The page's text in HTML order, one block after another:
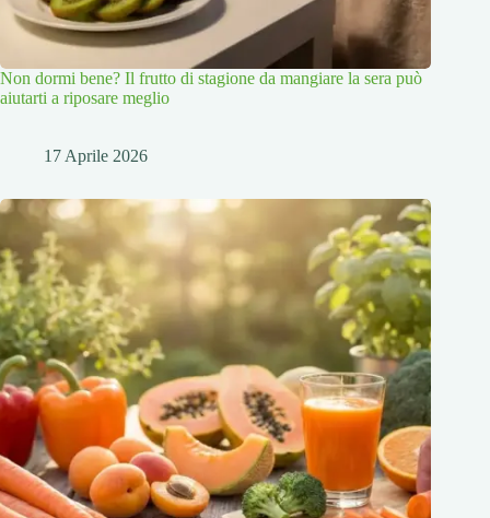
Non dormi bene? Il frutto di stagione da mangiare la sera può
aiutarti a riposare meglio
17 Aprile 2026